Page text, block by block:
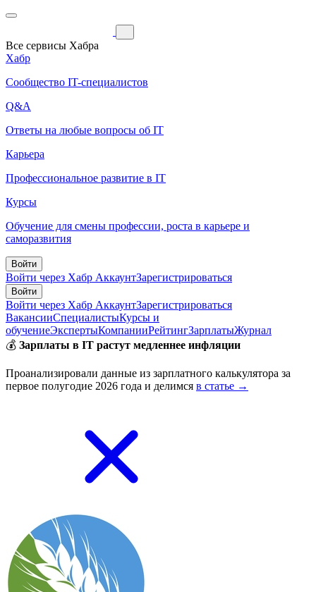
Все сервисы Хабра
Хабр
Сообщество IT-специалистов
Q&A
Ответы на любые вопросы об IT
Карьера
Профессиональное развитие в IT
Курсы
Обучение для смены профессии, роста в карьере и
саморазвития
Войти
Войти через Хабр АккаунтЗарегистрироваться
Войти
Войти через Хабр АккаунтЗарегистрироваться
ВакансииСпециалистыКурсы и
обучениеЭкспертыКомпанииРейтингЗарплатыЖурнал
💰 Зарплаты в IT растут медленнее инфляции
Проанализировали данные из зарплатного калькулятора за
первое полугодие 2026 года и делимся в статье →